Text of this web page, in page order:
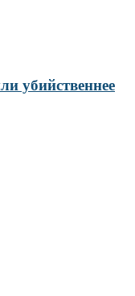
убийственнее